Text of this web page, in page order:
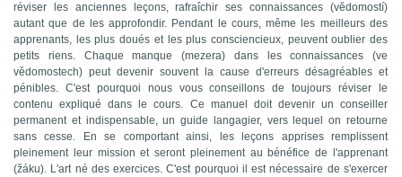
réviser les anciennes leçons, rafraîchir ses connaissances (vědomostí)
autant que de les approfondir. Pendant le cours, même
les meilleursdes
apprenants, lesplus doués et lesplus consciencieux, peuvent oublier des
petits riens. Chaque manque (mezera) dans les connaissances (ve
vědomostech) peut devenir souventl a cause d'erreurs désagréables et
pénibles. C'est pourquoi nous vous conseillons de toujours réviser
le
contenu expliqué dans le cours. Ce manuel doit devenir un conseiller
permanent et indispensable, un guide langagier, vers lequel on retourne
sans cesse. En se comportant ainsi, les leçons apprises remplissent
pleinement leur mission et seront pleinement au bénéfice de
l'apprenant
(žáku). L'art né des exercices. C'est pourquoi il est nécessaire de s'exercer